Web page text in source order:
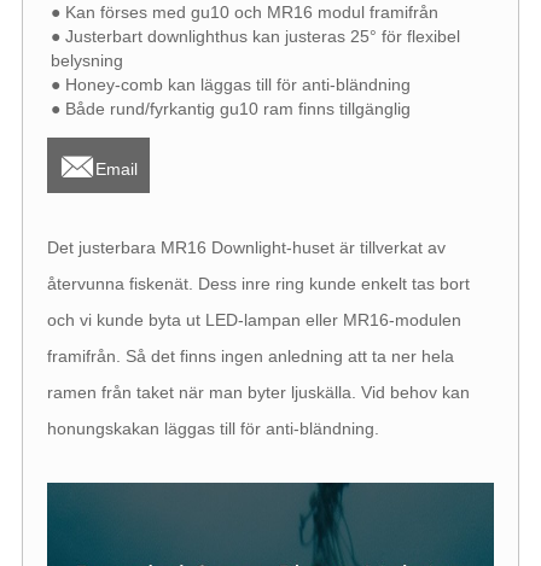
● Kan förses med gu10 och MR16 modul framifrån
● Justerbart downlighthus kan justeras 25° för flexibel
belysning
● Honey-comb kan läggas till för anti-bländning
● Både rund/fyrkantig gu10 ram finns tillgänglig
Email
Det justerbara MR16 Downlight-huset är tillverkat av
återvunna fiskenät. Dess inre ring kunde enkelt tas bort
och vi kunde byta ut LED-lampan eller MR16-modulen
framifrån. Så det finns ingen anledning att ta ner hela
ramen från taket när man byter ljuskälla. Vid behov kan
honungskakan läggas till för anti-bländning.